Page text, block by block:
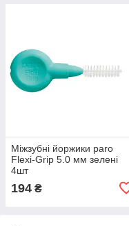
Міжзубні йоржики paro
Flexi-Grip 5.0 мм зелені
4шт
194 ₴